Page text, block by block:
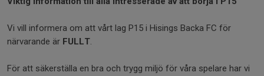
Vi vill informera om att vårt lag P15 i Hisings Backa FC för
närvarande är FULLT.
För att säkerställa en bra och trygg miljö för våra spelare har vi